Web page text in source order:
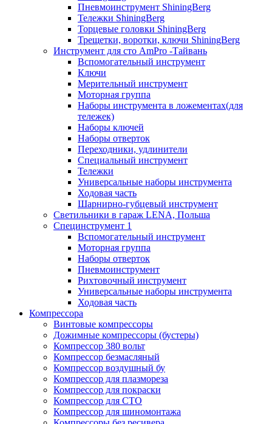
Пневмоинструмент ShiningBerg
Тележки ShiningBerg
Торцевые головки ShiningBerg
Трещетки, воротки, ключи ShiningBerg
Инструмент для сто AmPro -Тайвань
Вспомогательный инструмент
Ключи
Мерительный инструмент
Моторная группа
Наборы инструмента в ложементах(для
тележек)
Наборы ключей
Наборы отверток
Переходники, удлинители
Специальный инструмент
Тележки
Универсальные наборы инструмента
Ходовая часть
Шарнирно-губцевый инструмент
Светильники в гараж LENA, Польша
Специнструмент 1
Вспомогательный инструмент
Моторная группа
Наборы отверток
Пневмоинструмент
Рихтовочный инструмент
Универсальные наборы инструмента
Ходовая часть
Компрессора
Винтовые компрессоры
Дожимные компрессоры (бустеры)
Компрессор 380 вольт
Компрессор безмасляный
Компрессор воздушный бу
Компрессор для плазмореза
Компрессор для покраски
Компрессор для СТО
Компрессор для шиномонтажа